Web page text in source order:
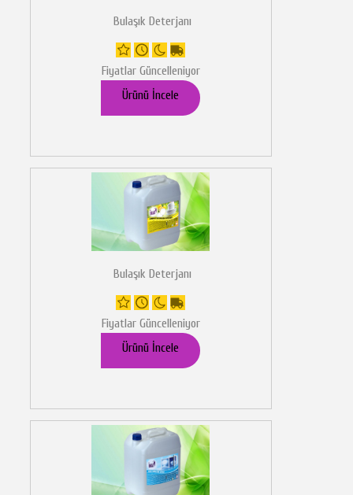
Bulaşık Deterjanı
Fiyatlar Güncelleniyor
Ürünü İncele
Bulaşık Deterjanı
Fiyatlar Güncelleniyor
Ürünü İncele